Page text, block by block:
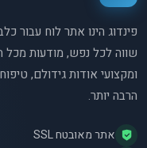
פינדוג הינו אתר לוח עבור
שווה לכל נפש, מודעות מכל
ומקצועי אודות גידולם,
הרבה יותר.
אתר מאובטח SSL